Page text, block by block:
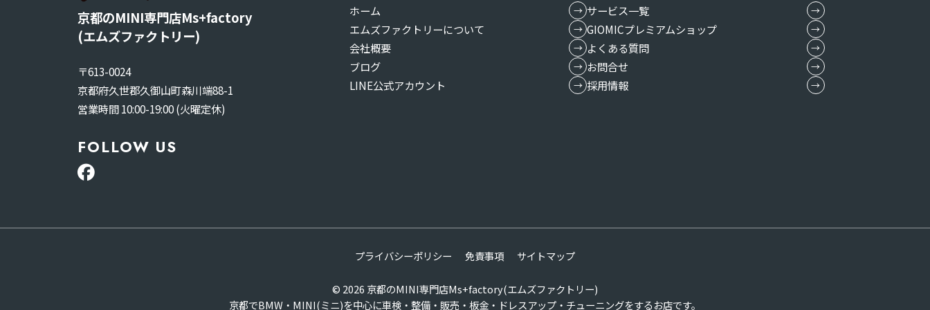
京都のMINI専門店Ms+factory
(エムズファクトリー)
〒613-0024
京都府久世郡久御山町森川端88-1
営業時間 10:00-19:00 (火曜定休)
FOLLOW US
ホーム
サービス一覧
エムズファクトリーについて
GIOMICプレミアムショップ
会社概要
よくある質問
ブログ
お問合せ
LINE公式アカウント
採用情報
プライバシーポリシー 免責事項 サイトマップ
© 2026 京都のMINI専門店Ms+factory(エムズファクトリー)
京都でBMW・MINI(ミニ)を中心に車検・整備・販売・板金・ドレスアップ・チューニングをするお店です。